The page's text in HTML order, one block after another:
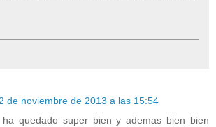
de noviembre de 2013 a las 15:54
ha quedado super bien y ademas bien bien